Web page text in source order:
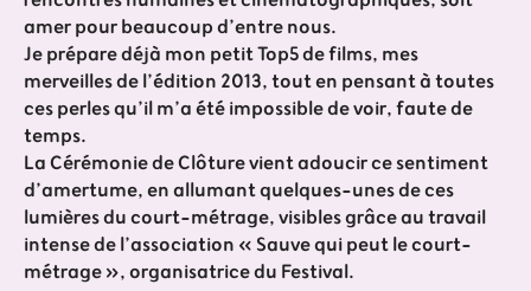
amer pour beaucoup d’entre nous.
Je prépare déjà mon petit Top5 de films, mes
merveilles de l’édition 2013, tout en pensant à toutes
ces perles qu’il m’a été impossible de voir, faute de
temps.
La Cérémonie de Clôture vient adoucir ce sentiment
d’amertume, en allumant quelques-unes de ces
lumières du court-métrage, visibles grâce au travail
intense de l’association « Sauve qui peut le court-
métrage », organisatrice du Festival.